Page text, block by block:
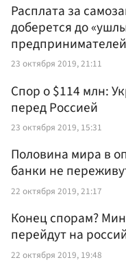
Расплата за
доберется до
23 октября 2019, 21:11
Спор о $114 млн:
перед Россией
23 октября 2019, 15:31
Половина мира в
банки не
22 октября 2019, 21:17
Конец спорам?
перейдут на
22 октября 2019, 19:48